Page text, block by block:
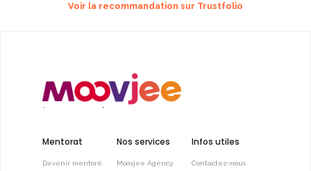
Voir la recommandation sur Trustfolio
Mentorat
Devenir mentoré
Nos services
Moovjee Agency
Infos utiles
Contactez-nous